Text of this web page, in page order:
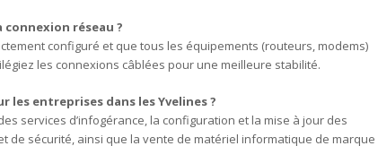
réseau ?
configuré et que tous les équipements (routeurs, modems)
les connexions câblées pour une meilleure stabilité.
entreprises dans les Yvelines ?
services d’infogérance, la configuration et la mise à jour des
de sécurité, ainsi que la vente de matériel informatique de marque